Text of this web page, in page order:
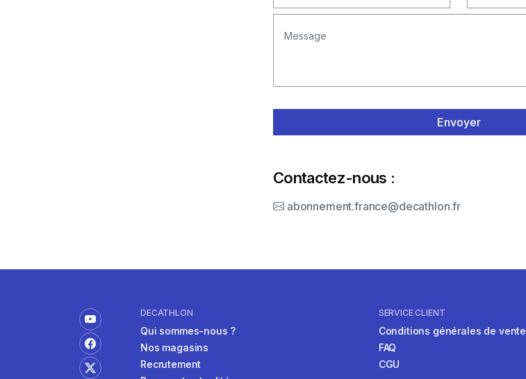
Envoyer
Contactez-nous :
DECATHLON
Qui sommes-nous ?
Nos magasins
Recrutement
SERVICE CLIENT
Conditions générales de vente
FAQ
CGU